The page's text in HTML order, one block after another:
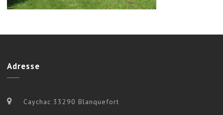
Adresse
Caychac 33290 Blanquefort